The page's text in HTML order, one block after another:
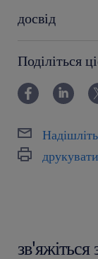
досвід
Поділіться
друкувати
зв'яжіться